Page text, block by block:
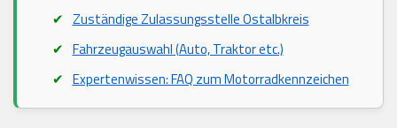
Zuständige Zulassungsstelle Ostalbkreis
Fahrzeugauswahl (Auto, Traktor etc.)
Expertenwissen: FAQ zum Motorradkennzeichen